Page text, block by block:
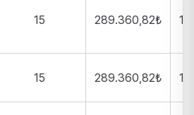
15 289.360,82₺
15 289.360,82₺